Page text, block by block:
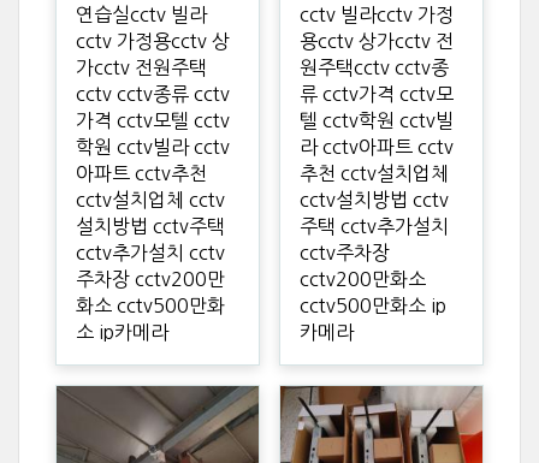
연습실cctv 빌라
cctv 가정용cctv 상
가cctv 전원주택
cctv cctv종류 cctv
가격 cctv모텔 cctv
학원 cctv빌라 cctv
아파트 cctv추천
cctv설치업체 cctv
설치방법 cctv주택
cctv추가설치 cctv
주차장 cctv200만
화소 cctv500만화
소 ip카메라
cctv 빌라cctv 가정
용cctv 상가cctv 전
원주택cctv cctv종
류 cctv가격 cctv모
텔 cctv학원 cctv빌
라 cctv아파트 cctv
추천 cctv설치업체
cctv설치방법 cctv
주택 cctv추가설치
cctv주차장
cctv200만화소
cctv500만화소 ip
카메라